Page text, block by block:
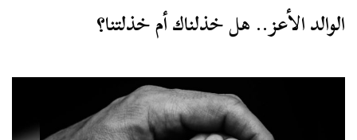
الوالد الأعز.. هل خذلناك أم خذلتنا؟